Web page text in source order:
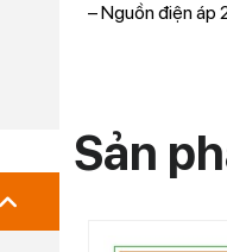
– Nguồn điện
Sản